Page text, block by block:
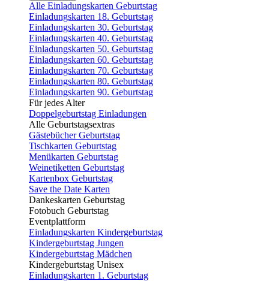
Alle Einladungskarten Geburtstag
Einladungskarten 18. Geburtstag
Einladungskarten 30. Geburtstag
Einladungskarten 40. Geburtstag
Einladungskarten 50. Geburtstag
Einladungskarten 60. Geburtstag
Einladungskarten 70. Geburtstag
Einladungskarten 80. Geburtstag
Einladungskarten 90. Geburtstag
Für jedes Alter
Doppelgeburtstag Einladungen
Alle Geburtstagsextras
Gästebücher Geburtstag
Tischkarten Geburtstag
Menükarten Geburtstag
Weinetiketten Geburtstag
Kartenbox Geburtstag
Save the Date Karten
Dankeskarten Geburtstag
Fotobuch Geburtstag
Eventplattform
Einladungskarten Kindergeburtstag
Kindergeburtstag Jungen
Kindergeburtstag Mädchen
Kindergeburtstag Unisex
Einladungskarten 1. Geburtstag